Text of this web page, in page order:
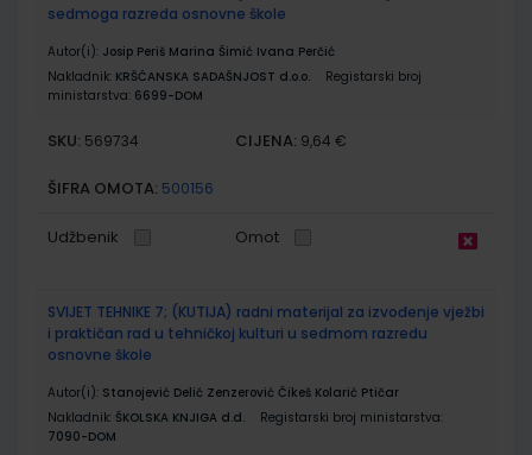
sedmoga razreda osnovne škole
Autor(i): Josip Periš Marina Šimić Ivana Perčić
Nakladnik: KRŠĆANSKA SADAŠNJOST d.o.o.
Registarski broj
ministarstva: 6699-DOM
SKU: 569734 CIJENA: 9,64 €
ŠIFRA OMOTA: 500156
Udžbenik Omot
SVIJET TEHNIKE 7; (KUTIJA) radni materijal za izvođenje vježbi
i praktičan rad u tehničkoj kulturi u sedmom razredu
osnovne škole
Autor(i): Stanojević Delić Zenzerović Čikeš Kolarić Ptičar
Nakladnik: ŠKOLSKA KNJIGA d.d.
Registarski broj ministarstva:
7090-DOM